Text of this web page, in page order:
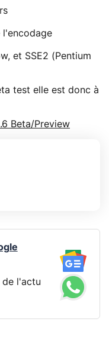
l'encodage
et SSE2 (Pentium
test elle est donc à
Beta/Preview
de l'actu